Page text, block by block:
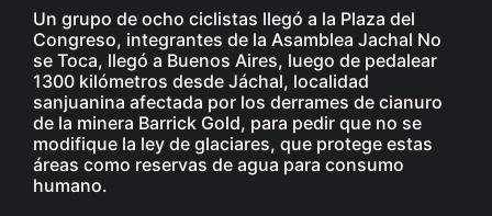
Un grupo de ocho ciclistas llegó a la Plaza del
Congreso, integrantes de la Asamblea Jachal No
se Toca, llegó a Buenos Aires, luego de pedalear
1300 kilómetros desde Jáchal, localidad
sanjuanina afectada por los derrames de cianuro
de la minera Barrick Gold, para pedir que no se
modifique la ley de glaciares, que protege estas
áreas como reservas de agua para consumo
humano.